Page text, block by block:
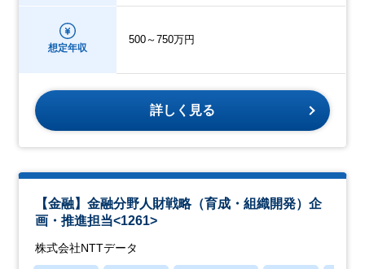
想定年収
500～750万円
詳しく見る
【金融】金融分野人財戦略（育成・組織開発）企
画・推進担当<1261>
株式会社NTTデータ